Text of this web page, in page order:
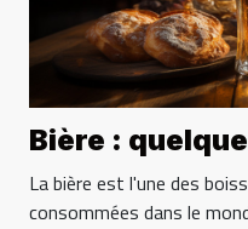
Bière :
La bière est l'une des
consommées dans le